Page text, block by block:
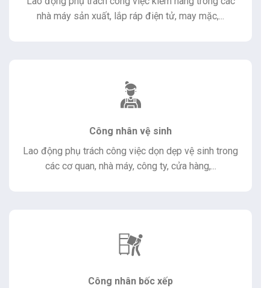
nhà máy sản xuất, lắp ráp điện tử, may mặc,...
Công nhân vệ sinh
Lao động phụ trách công việc dọn dẹp vệ sinh trong
các cơ quan, nhà máy, công ty, cửa hàng,...
Công nhân bốc xếp